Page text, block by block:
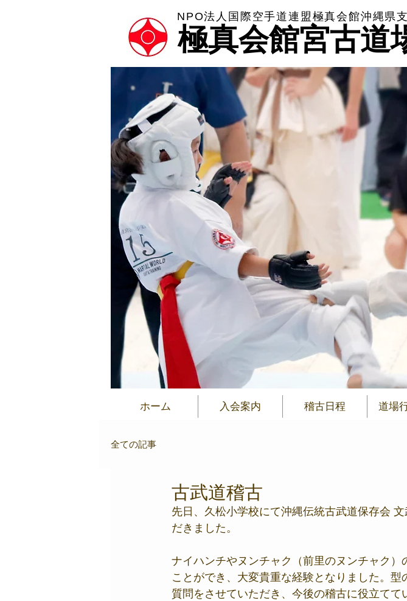
NPO法人国際空手道連盟極真会館沖縄県
極真会館宮古道
ホーム 入会案内 稽古日程 道場
全ての記事
古武道稽古
先日、久松小学校にて沖縄伝統古武道保存会
だきました。
ナイハンチやヌンチャク（前里のヌンチャク
ことができ、大変貴重な経験となりました。
質問をさせていただき、今後の稽古に役立てて